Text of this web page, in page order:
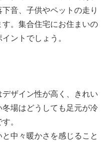
音、子供やペットの走り
。集合住宅にお住まいの
ントでしょう。
ザイン性が高く、きれい
場はどうしても足元が冷
。
中々暖かさを感じること